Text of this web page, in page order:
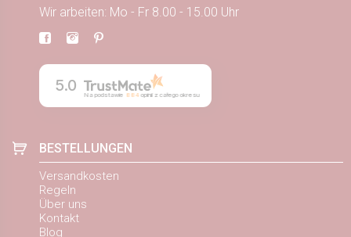
Wir arbeiten: Mo - Fr 8.00 - 15.00 Uhr
5.0
Na podstawie 884opinii z całego okresu
BESTELLUNGEN
Versandkosten
Regeln
Über uns
Kontakt
Blog